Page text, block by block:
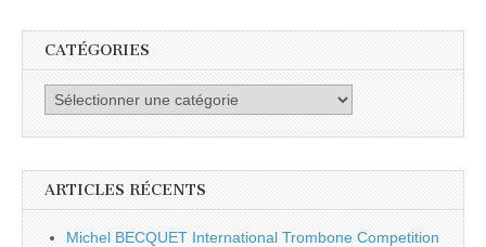
CATÉGORIES
Catégories
ARTICLES RÉCENTS
Michel BECQUET International Trombone Competition